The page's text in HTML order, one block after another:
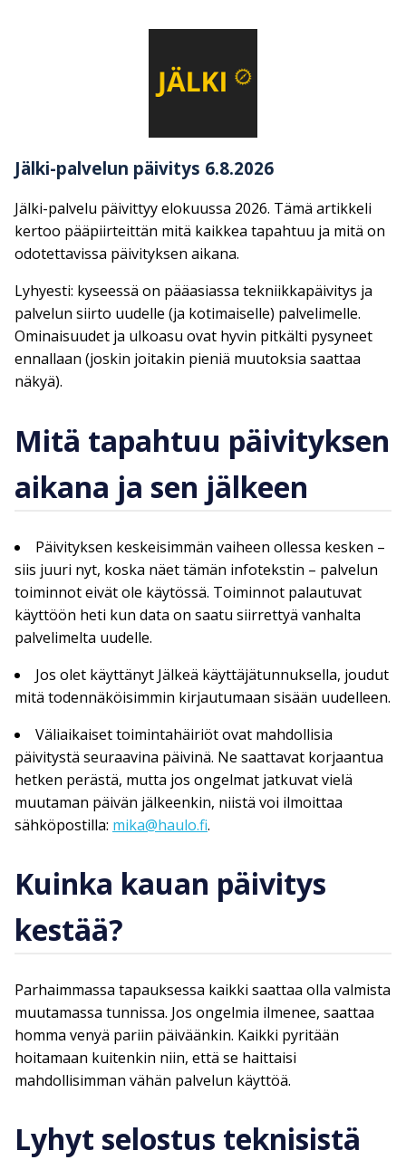
Jälki-palvelun päivitys 6.8.2026
Jälki-palvelu päivittyy elokuussa 2026. Tämä artikkeli
kertoo pääpiirteittän mitä kaikkea tapahtuu ja mitä on
odotettavissa päivityksen aikana.
Lyhyesti: kyseessä on pääasiassa tekniikkapäivitys ja
palvelun siirto uudelle (ja kotimaiselle) palvelimelle.
Ominaisuudet ja ulkoasu ovat hyvin pitkälti pysyneet
ennallaan (joskin joitakin pieniä muutoksia saattaa
näkyä).
Mitä tapahtuu päivityksen
aikana ja sen jälkeen
Päivityksen keskeisimmän vaiheen ollessa kesken –
siis juuri nyt, koska näet tämän infotekstin – palvelun
toiminnot eivät ole käytössä. Toiminnot palautuvat
käyttöön heti kun data on saatu siirrettyä vanhalta
palvelimelta uudelle.
Jos olet käyttänyt Jälkeä käyttäjätunnuksella, joudut
mitä todennäköisimmin kirjautumaan sisään uudelleen.
Väliaikaiset toimintahäiriöt ovat mahdollisia
päivitystä seuraavina päivinä. Ne saattavat korjaantua
hetken perästä, mutta jos ongelmat jatkuvat vielä
muutaman päivän jälkeenkin, niistä voi ilmoittaa
sähköpostilla: mika@haulo.fi.
Kuinka kauan päivitys
kestää?
Parhaimmassa tapauksessa kaikki saattaa olla valmista
muutamassa tunnissa. Jos ongelmia ilmenee, saattaa
homma venyä pariin päiväänkin. Kaikki pyritään
hoitamaan kuitenkin niin, että se haittaisi
mahdollisimman vähän palvelun käyttöä.
Lyhyt selostus teknisistä